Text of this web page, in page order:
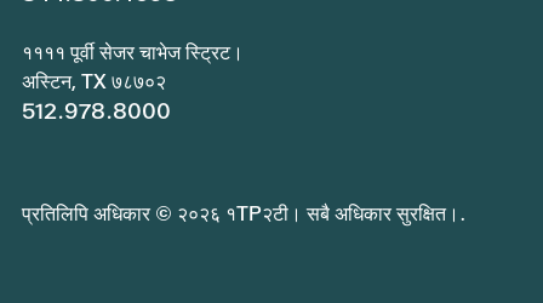
११११ पूर्वी सेजर चाभेज स्ट्रिट।
अस्टिन, TX ७८७०२
512.978.8000
प्रतिलिपि अधिकार © २०२६ १TP२टी। सबै अधिकार सुरक्षित।.